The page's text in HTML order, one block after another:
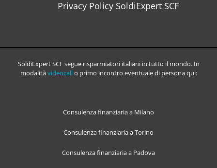
Privacy Policy SoldiExpert SCF
SoldiExpert SCF segue risparmiatori italiani in tutto il mondo. In
modalitàvideocallo primo incontro eventuale di persona qui:
Consulenza finanziaria a Milano
Consulenza finanziaria a Torino
Consulenza finanziaria a Padova